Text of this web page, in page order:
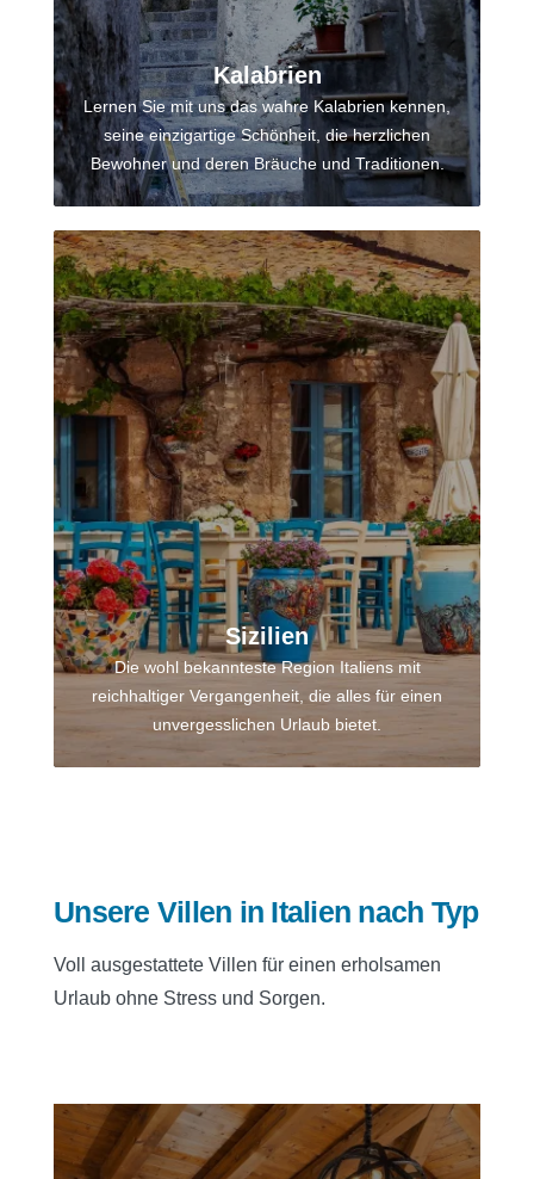
Kalabrien
Lernen Sie mit uns das wahre Kalabrien kennen,
seine einzigartige Schönheit, die herzlichen
Bewohner und deren Bräuche und Traditionen.
Sizilien
Die wohl bekannteste Region Italiens mit
reichhaltiger Vergangenheit, die alles für einen
unvergesslichen Urlaub bietet.
Unsere Villen in Italien nach Typ
Voll ausgestattete Villen für einen erholsamen
Urlaub ohne Stress und Sorgen.